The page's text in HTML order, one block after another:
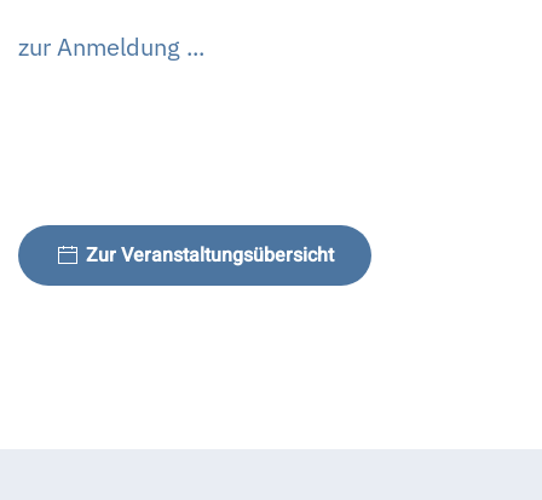
zur Anmeldung ...
Zur Veranstaltungsübersicht